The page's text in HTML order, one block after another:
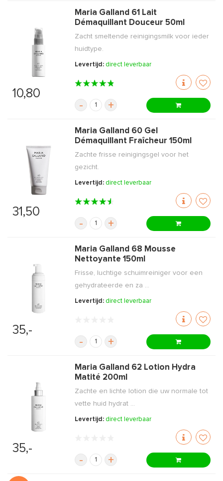
10,80
Maria Galland 61 Lait
Démaquillant Douceur 50ml
Zacht smeltende reinigingsmilk voor ieder
huidtype.
Levertijd: direct leverbaar
- +
31,50
Maria Galland 60 Gel
Démaquillant Fraîcheur 150ml
Zachte frisse reinigingsgel voor het
gezicht.
Levertijd: direct leverbaar
- +
35,-
Maria Galland 68 Mousse
Nettoyante 150ml
Frisse, luchtige schuimreiniger voor een
gehydrateerde en za ...
Levertijd: direct leverbaar
- +
35,-
Maria Galland 62 Lotion Hydra
Matité 200ml
Zachte en lichte lotion die uw normale tot
vette huid hydrat ...
Levertijd: direct leverbaar
- +